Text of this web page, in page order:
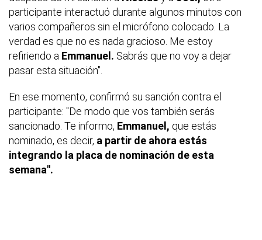
participante interactuó durante algunos minutos con
varios compañeros sin el micrófono colocado. La
verdad es que no es nada gracioso. Me estoy
refiriendo a Emmanuel. Sabrás que no voy a dejar
pasar esta situación".
En ese momento, confirmó su sanción contra el
participante: "De modo que vos también serás
sancionado. Te informo, Emmanuel, que estás
nominado, es decir, a partir de ahora estás
integrando la placa de nominación de esta
semana".